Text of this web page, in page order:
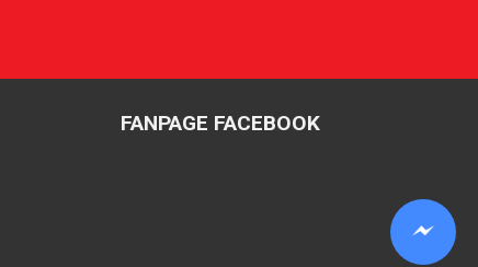
FANPAGE FACEBOOK